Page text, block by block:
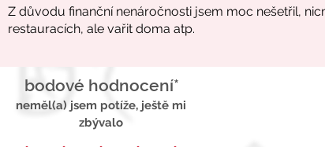
bodové hodnocení*
neměl(a) jsem potíže, ještě mi
zbývalo